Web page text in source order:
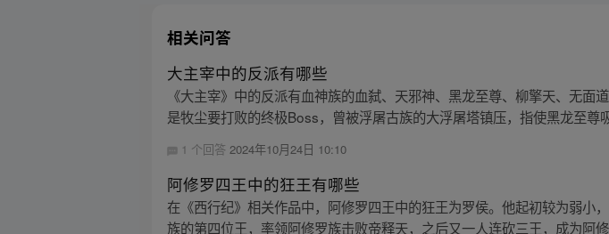
相关问答
大主宰中的反派有哪些
《大主宰》中的反派有血神族的血弑、天邪神、黑龙至尊、柳擎天、无
是牧尘要打败的终极Boss，曾被浮屠古族的大浮屠塔镇压，指使黑龙至尊
1 个回答2024年10月24日 10:10
阿修罗四王中的狂王有哪些
在《西行纪》相关作品中，阿修罗四王中的狂王为罗侯。他起初较为弱
族的第四位王，率领阿修罗族击败帝释天，之后又一人连砍三王，成为阿